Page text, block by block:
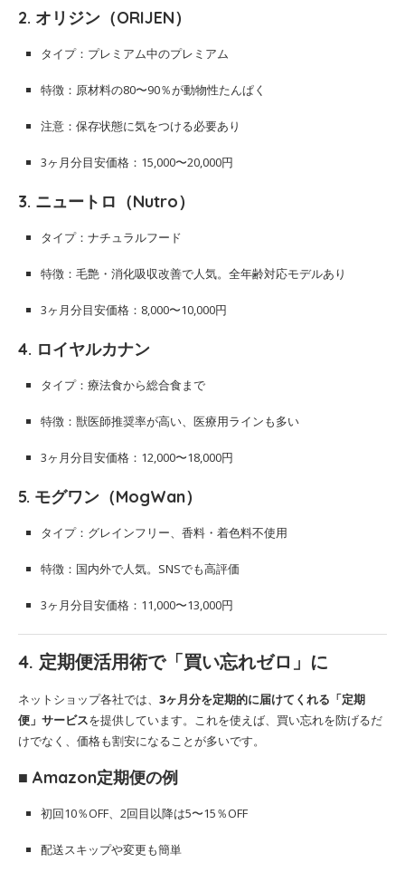
2. オリジン（ORIJEN）
タイプ：プレミアム中のプレミアム
特徴：原材料の80〜90％が動物性たんぱく
注意：保存状態に気をつける必要あり
3ヶ月分目安価格：15,000〜20,000円
3. ニュートロ（Nutro）
タイプ：ナチュラルフード
特徴：毛艶・消化吸収改善で人気。全年齢対応モデルあり
3ヶ月分目安価格：8,000〜10,000円
4. ロイヤルカナン
タイプ：療法食から総合食まで
特徴：獣医師推奨率が高い、医療用ラインも多い
3ヶ月分目安価格：12,000〜18,000円
5. モグワン（MogWan）
タイプ：グレインフリー、香料・着色料不使用
特徴：国内外で人気。SNSでも高評価
3ヶ月分目安価格：11,000〜13,000円
4. 定期便活用術で「買い忘れゼロ」に
ネットショップ各社では、 3ヶ月分を定期的に届けてくれる「定期
便」サービスを提供しています。これを使えば、買い忘れを防げるだ
けでなく、価格も割安になることが多いです。
■ Amazon定期便の例
初回10％OFF、2回目以降は5〜15％OFF
配送スキップや変更も簡単